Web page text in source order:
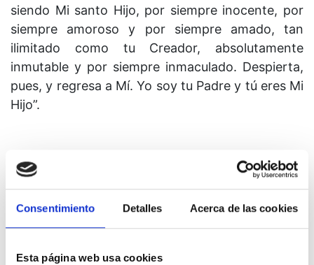
Consentimiento Detalles Acerca de las cookies
Esta página web usa cookies
siendo Mi santo Hijo, por siempre inocente, por
siempre amoroso y por siempre amado, tan
ilimitado como tu Creador, absolutamente
inmutable y por siempre inmaculado. Despierta,
pues, y regresa a Mí. Yo soy tu Padre y tú eres Mi
Hijo”.
Yo soy el medio para la salvación, así como su